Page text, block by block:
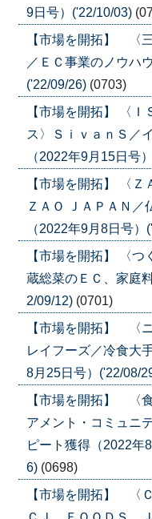
9日号）('22/10/03)
【市場を開拓】 〈
／ＥＣ事業のノウハ
('22/09/26) (0703)
【市場を開拓】 〈
ス〉ＳｉｖａｎＳ／
（2022年9月15日号
【市場を開拓】 〈Ｚ
ＺＡＯ ＪＡＰＡＮ／
（2022年9月8日号）
【市場を開拓】 〈
蔵総菜のＥＣ、家庭
2/09/12) (0701)
【市場を開拓】 〈
レイフーズ／冷食大
8月25日号）('22/08/
【市場を開拓】 〈
アメント・コミュニ
ピート獲得（2022年
6) (0698)
【市場を開拓】 〈